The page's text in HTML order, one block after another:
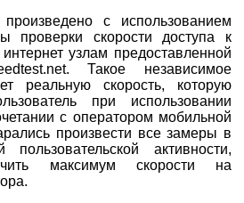
с использованием
проверки скорости доступа к
узлам предоставленной
Такое независимое
реальную скорость, которую
при использовании
с оператором мобильной
произвести все замеры в
активности,
максимум скорости на